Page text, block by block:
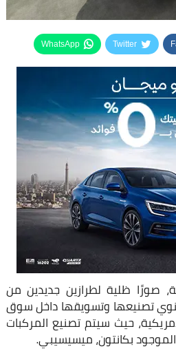
Twitter
WhatsApp
صورًا ظلية لطرازين جديدين من
تنوي تصنيعها وتسويقها داخل سوق
حيث سيتم تصنيع المركبات
بكانتون، ميسيسيبي.